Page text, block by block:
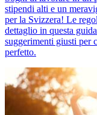
stipendi alti e un
per la Svizzera! Le
dettaglio in questa
suggerimenti giusti per
perfetto.